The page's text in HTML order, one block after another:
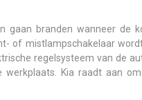
gaan branden wanneer de
of mistlampschakelaar
regelsysteem van de
Kia raadt aan